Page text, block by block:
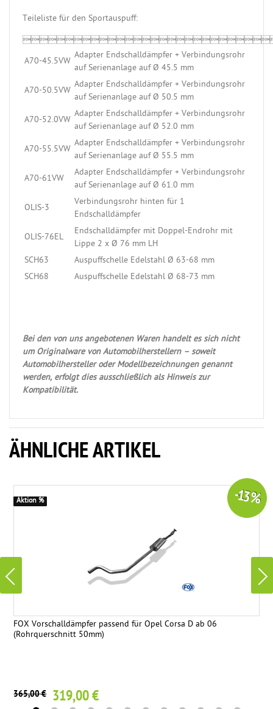
Teileliste für den Sportauspuff:
A70-45.5VW
Adapter Endschalldämpfer + Verbindungsrohr
auf Serienanlage auf Ø 45.5 mm
A70-50.5VW
Adapter Endschalldämpfer + Verbindungsrohr
auf Serienanlage auf Ø 50.5 mm
A70-52.0VW
Adapter Endschalldämpfer + Verbindungsrohr
auf Serienanlage auf Ø 52.0 mm
A70-55.5VW
Adapter Endschalldämpfer + Verbindungsrohr
auf Serienanlage auf Ø 55.5 mm
A70-61VW
Adapter Endschalldämpfer + Verbindungsrohr
auf Serienanlage auf Ø 61.0 mm
OLIS-3
Verbindungsrohr hinten für 1
Endschalldämpfer
OLIS-76EL
Endschalldämpfer mit Doppel-Endrohr mit
Lippe 2 x Ø 76 mm LH
SCH63
Auspuffschelle Edelstahl Ø 63-68 mm
SCH68
Auspuffschelle Edelstahl Ø 68-73 mm
Bei den von uns angebotenen Waren handelt es sich nicht
um Originalware von Automobilherstellern – soweit
Automobilhersteller oder Modellbezeichnungen genannt
werden, erfolgt dies ausschließlich als Hinweis zur
Kompatibilität.
ÄHNLICHE ARTIKEL
FOX Vorschalldämpfer passend für Opel Corsa D ab 06
(Rohrquerschnitt 50mm)
365,00 € 319,00 €
-13 %
Aktion %